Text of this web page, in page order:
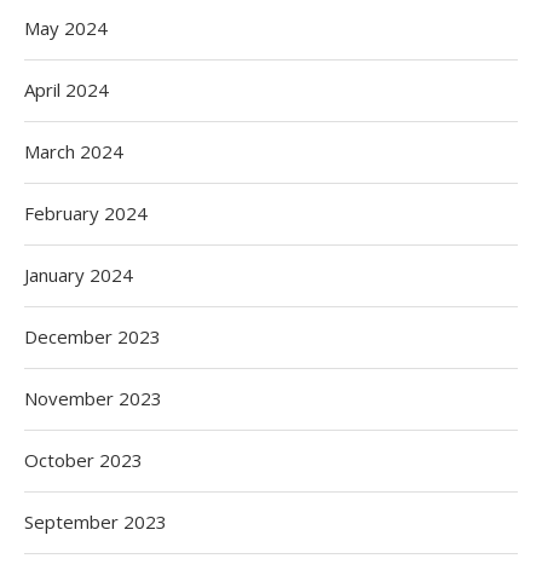
May 2024
April 2024
March 2024
February 2024
January 2024
December 2023
November 2023
October 2023
September 2023